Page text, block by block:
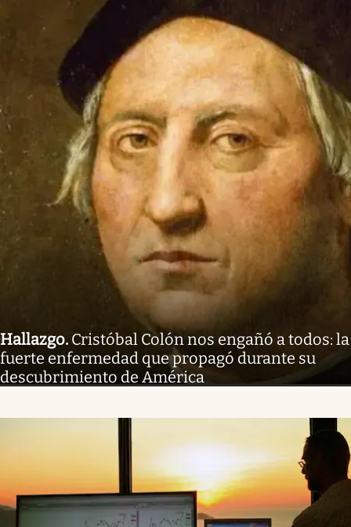
Hallazgo. Cristóbal Colón nos engañó a todos: la
fuerte enfermedad que propagó durante su
descubrimiento de América